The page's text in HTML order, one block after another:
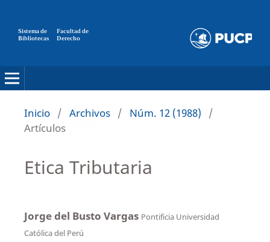
Sistema de
Bibliotecas
Facultad de
Derecho
Inicio / Archivos / Núm. 12 (1988)
/
Artículos
Etica Tributaria
Jorge del Busto Vargas Pontificia Universidad
Católica del Perú